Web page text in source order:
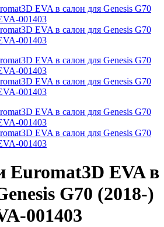
Euromat3D EVA в
G70 (2018-)
001403